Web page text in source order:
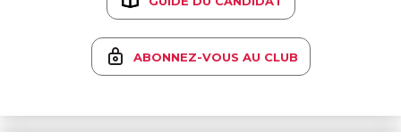
ABONNEZ-VOUS AU CLUB